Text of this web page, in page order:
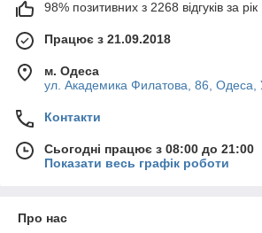
98% позитивних з 2268 відгуків за рік
Працює з 21.09.2018
м. Одеса
ул. Академика Филатова, 86, Одеса,
Контакти
Сьогодні працює з 08:00 до 21:00
Показати весь графік роботи
Про нас